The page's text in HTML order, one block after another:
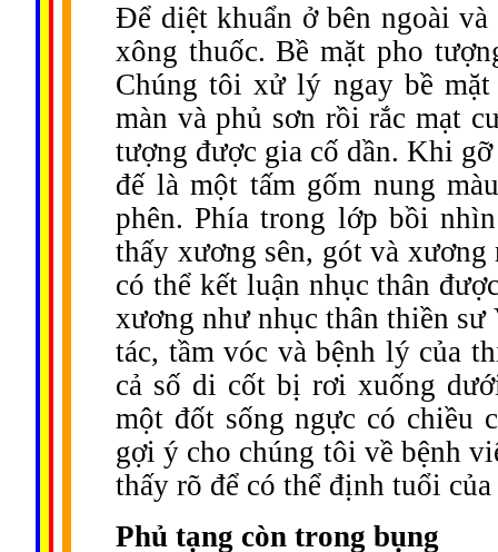
Để diệt khuẩn ở bên ngoài
xông thuốc. Bề mặt pho
Chúng tôi xử lý ngay bề
màn và phủ sơn rồi rắc mạt
tượng được gia cố dần. Khi
đế là một tấm gốm nung
phên. Phía trong lớp bồi
thấy xương sên, gót và
có thể kết luận nhục thân
xương như nhục thân thiền
tác, tầm vóc và bệnh lý của
cả số di cốt bị rơi xuống
một đốt sống ngực có chiều
gợi ý cho chúng tôi về bệnh
thấy rõ để có thể định tuổi
Phủ tạng còn trong bụng